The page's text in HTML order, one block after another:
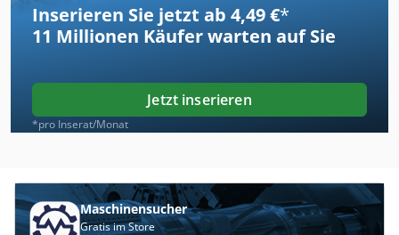
Inserieren Sie jetzt ab 4,49 €*
11 Millionen Käufer warten auf Sie
Jetzt inserieren
*pro Inserat/Monat
Maschinensucher
Gratis im Store